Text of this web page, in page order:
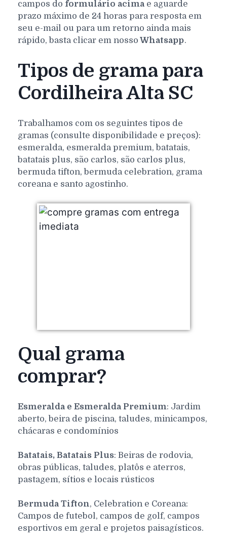
campos do formulário acima e aguarde
prazo máximo de 24 horas para resposta em
seu e-mail ou para um retorno ainda mais
rápido, basta clicar em nosso Whatsapp.
Tipos de grama para
Cordilheira Alta SC
Trabalhamos com os seguintes tipos de
gramas (consulte disponibilidade e preços):
esmeralda, esmeralda premium, batatais,
batatais plus, são carlos, são carlos plus,
bermuda tifton, bermuda celebration, grama
coreana e santo agostinho.
Qual grama
comprar?
Esmeralda e Esmeralda Premium: Jardim
aberto, beira de piscina, taludes, minicampos,
chácaras e condomínios
Batatais, Batatais Plus: Beiras de rodovia,
obras públicas, taludes, platôs e aterros,
pastagem, sítios e locais rústicos
Bermuda Tifton, Celebration e Coreana:
Campos de futebol, campos de golf, campos
esportivos em geral e projetos paisagísticos.